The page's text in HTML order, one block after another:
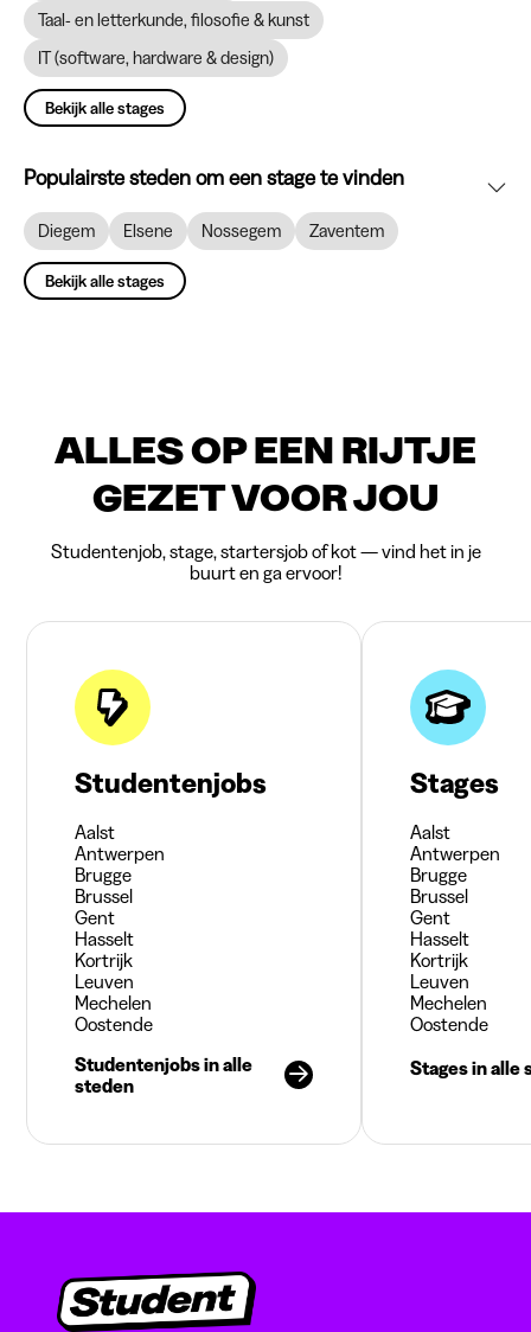
Taal- en letterkunde, filosofie & kunst
IT (software, hardware & design)
Bekijk alle stages
Populairste steden om een stage te vinden
Diegem Elsene Nossegem Zaventem
Bekijk alle stages
ALLES OP EEN RIJTJE
GEZET VOOR JOU
Studentenjob, stage, startersjob of kot — vind het in je
buurt en ga ervoor!
Studentenjobs
Aalst
Antwerpen
Brugge
Brussel
Gent
Hasselt
Kortrijk
Leuven
Mechelen
Oostende
Studentenjobs in alle
steden
Stages
Aalst
Antwerpen
Brugge
Brussel
Gent
Hasselt
Kortrijk
Leuven
Mechelen
Oostende
Stages in alle